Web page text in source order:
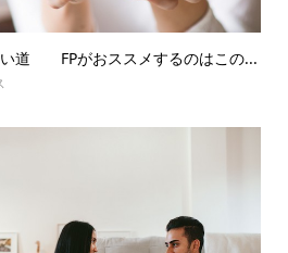
い道 FPがおススメするのはこの...